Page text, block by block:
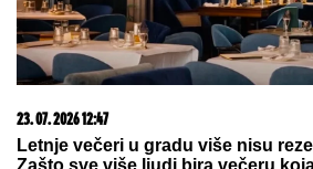
zapravo je reč o
UMRLA
Svi su se ponadali
dijagnoza vratila i
od 8 MESECI